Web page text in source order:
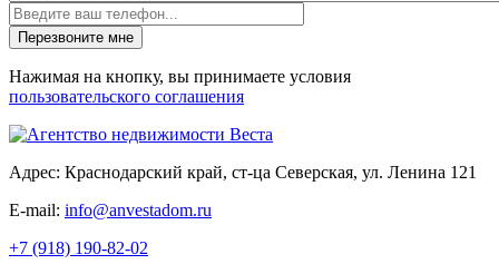
Нажимая на кнопку, вы принимаете условия
пользовательского соглашения
Адрес: Краснодарский край, ст-ца Северская, ул. Ленина 121
E-mail: info@anvestadom.ru
+7 (918) 190-82-02